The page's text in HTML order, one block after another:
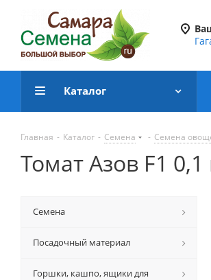
Каталог
Главная - Каталог - Семена - Семена
Томат Азов F1
Семена
Посадочный материал
Горшки, кашпо, ящики для